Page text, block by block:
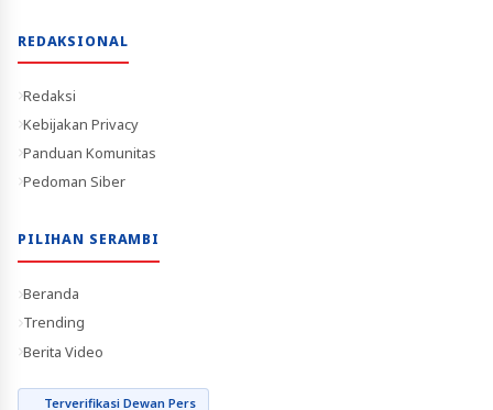
REDAKSIONAL
Redaksi
Kebijakan Privacy
Panduan Komunitas
Pedoman Siber
PILIHAN SERAMBI
Beranda
Trending
Berita Video
Terverifikasi Dewan Pers